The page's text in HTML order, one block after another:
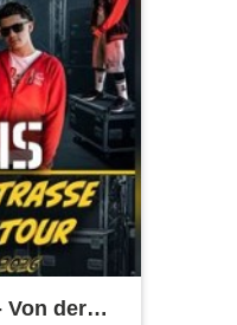
Von der